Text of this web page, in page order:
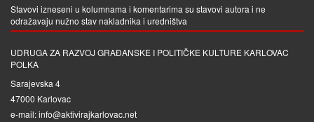
Stavovi izneseni u kolumnama i komentarima su stavovi autora i ne
odražavaju nužno stav nakladnika i uredništva
UDRUGA ZA RAZVOJ GRAĐANSKE I POLITIČKE KULTURE KARLOVAC
POLKA
Sarajevska 4
47000 Karlovac
e-mail: info@aktivirajkarlovac.net